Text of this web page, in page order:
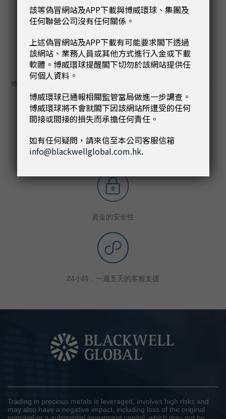
博威的優勢
博威香港秉持著同世界其他地區嚴格的標準審視自己，透過透明、
誠信和卓越的服務致力於成為最受信賴的金融服務商。
即時的交易速度
資金的安全性
24小時，一週五天的客服支援
Trading in precious metals is leveraged, involves high risks and
may also have a negative impact, including loss of the original
該等偽冒網站及APP下載與博威環球、集團及
任何聯營公司沒有任何關係。
上述偽冒網站及APP下載有可能要求閣下透過
該網站、業務人員或其他方式進行入金或下載
軟體。博威環球提醒閣下切勿於該網站提供任
何個人資料。
博威環球已通報相關監管當局做進一步調查。
博威環球將不會就閣下因該網站所遭受的任何
間接或間接的損失而承擔任何責任。
如有任何疑問，請來信至本公司客服信箱
info@blackwellglobal.com.hk.